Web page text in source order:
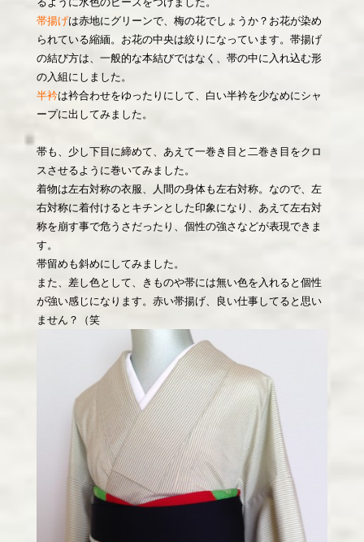
帯揚げは赤地にグリーンで、梅の花でしょうか？お花が染め
られている縮緬。お花の中央は絞りになっています。帯揚げ
の結び方は、一般的な本結びではなく、帯の中に入れ込む形
の入組にしました。
半衿は衿合わせをゆったりにして、白い半衿を少なめにシャ
ープに出してみました。
帯も、少し下目に締めて、あえて一巻き目と二巻き目をクロ
スさせるように巻いてみました。
着物は左右対称の衣服、人間の身体も左右対称。なので、左
右対称に着付けるとキチンとした印象になり、あえて左右対
称を崩す事で危うさだったり、個性の強さなどが表現できま
す。
帯留めも斜めにしてみました。
また、差し色として、きものや帯には無い色を入れると個性
が強い感じになります。赤い帯揚げ、良い仕事してると思い
ません？（笑